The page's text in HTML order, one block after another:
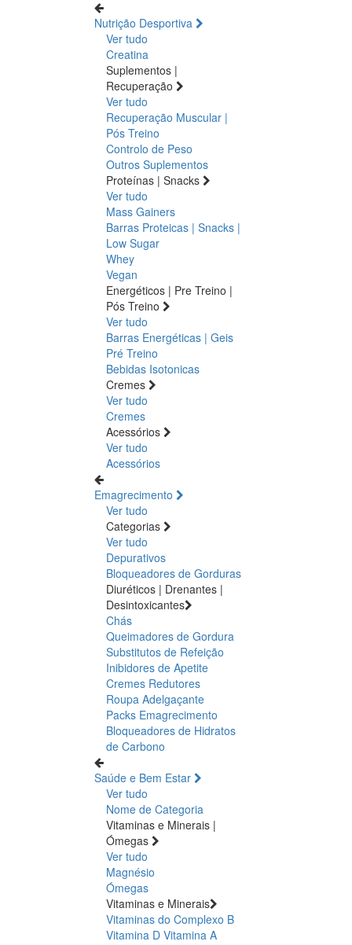
Nutrição Desportiva
Ver tudo
Creatina
Suplementos |
Recuperação
Ver tudo
Recuperação Muscular |
Pós Treino
Controlo de Peso
Outros Suplementos
Proteínas | Snacks
Ver tudo
Mass Gainers
Barras Proteicas | Snacks |
Low Sugar
Whey
Vegan
Energéticos | Pre Treino |
Pós Treino
Ver tudo
Barras Energéticas | Geis
Pré Treino
Bebidas Isotonicas
Cremes
Ver tudo
Cremes
Acessórios
Ver tudo
Acessórios
Emagrecimento
Ver tudo
Categorias
Ver tudo
Depurativos
Bloqueadores de Gorduras
Diuréticos | Drenantes |
Desintoxicantes
Chás
Queimadores de Gordura
Substitutos de Refeição
Inibidores de Apetite
Cremes Redutores
Roupa Adelgaçante
Packs Emagrecimento
Bloqueadores de Hidratos
de Carbono
Saúde e Bem Estar
Ver tudo
Nome de Categoria
Vitaminas e Minerais |
Ómegas
Ver tudo
Magnésio
Ómegas
Vitaminas e Minerais
Vitaminas do Complexo B
Vitamina D Vitamina A